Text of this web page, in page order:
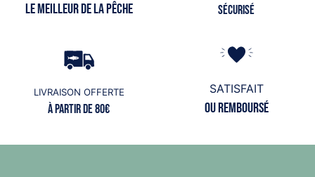
Le meilleur de la pêche Sécurisé
LIVRAISON OFFERTE
à partir de 80€
SATISFAIT
ou remboursé